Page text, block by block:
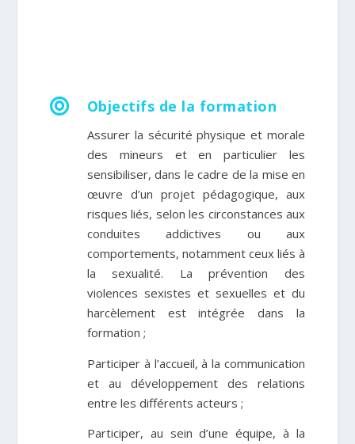
 Objectifs de la formation
Assurer la sécurité physique et morale
des mineurs et en particulier les
sensibiliser, dans le cadre de la mise en
œuvre d’un projet pédagogique, aux
risques liés, selon les circonstances aux
conduites addictives ou aux
comportements, notamment ceux liés à
la sexualité. La prévention des
violences sexistes et sexuelles et du
harcèlement est intégrée dans la
formation ;
Participer à l’accueil, à la communication
et au développement des relations
entre les différents acteurs ;
Participer, au sein d’une équipe, à la